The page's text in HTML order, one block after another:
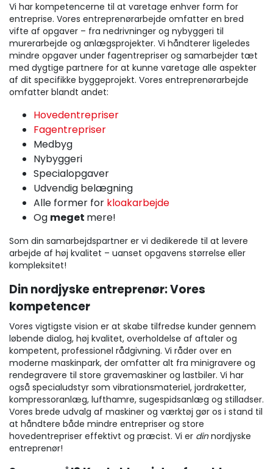
Vi har kompetencerne til at varetage enhver form for
entreprise. Vores entreprenørarbejde omfatter en bred
vifte af opgaver – fra nedrivninger og nybyggeri til
murerarbejde og anlægsprojekter. Vi håndterer ligeledes
mindre opgaver under fagentrepriser og samarbejder tæt
med dygtige partnere for at kunne varetage alle aspekter
af dit specifikke byggeprojekt. Vores entreprenørarbejde
omfatter blandt andet:
Hovedentrepriser
Fagentrepriser
Medbyg
Nybyggeri
Specialopgaver
Udvendig belægning
Alle former for kloakarbejde
Og meget mere!
Som din samarbejdspartner er vi dedikerede til at levere
arbejde af høj kvalitet – uanset opgavens størrelse eller
kompleksitet!
Din nordjyske entreprenør: Vores
kompetencer
Vores vigtigste vision er at skabe tilfredse kunder gennem
løbende dialog, høj kvalitet, overholdelse af aftaler og
kompetent, professionel rådgivning. Vi råder over en
moderne maskinpark, der omfatter alt fra minigravere og
rendegravere til store gravemaskiner og lastbiler. Vi har
også specialudstyr som vibrationsmateriel, jordraketter,
kompressoranlæg, lufthamre, sugespidsanlæg og stilladser.
Vores brede udvalg af maskiner og værktøj gør os i stand til
at håndtere både mindre entrepriser og store
hovedentrepriser effektivt og præcist. Vi er dinnordjyske
entreprenør!